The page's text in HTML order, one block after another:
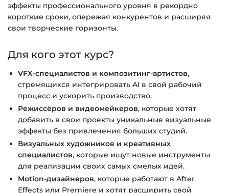
эффекты профессионального уровня в рекордно
короткие сроки, опережая конкурентов и расширяя
свои творческие горизонты.
Для кого этот курс?
VFX-специалистов и композитинг-артистов,
стремящихся интегрировать AI в свой рабочий
процесс и ускорить производство.
Режиссёров и видеомейкеров, которые хотят
добавить в свои проекты уникальные визуальные
эффекты без привлечения больших студий.
Визуальных художников и креативных
специалистов, которые ищут новые инструменты
для реализации своих самых смелых идей.
Motion-дизайнеров, которые работают в After
Effects или Premiere и хотят расширить свой